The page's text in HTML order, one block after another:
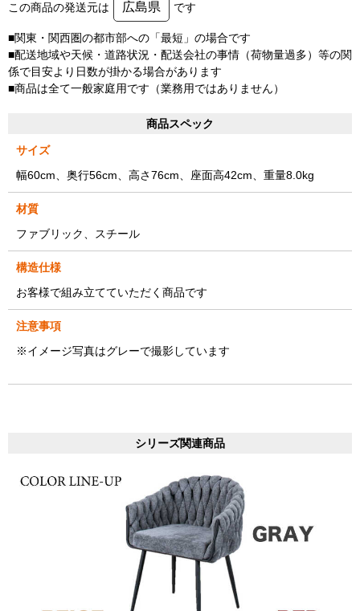
この商品の発送元は 広島県 です
■関東・関西圏の都市部への「最短」の場合です
■配送地域や天候・道路状況・配送会社の事情（荷物量過多）等の関
係で目安より日数が掛かる場合があります
■商品は全て一般家庭用です（業務用ではありません）
商品スペック
サイズ
幅60cm、奥行56cm、高さ76cm、座面高42cm、重量8.0kg
材質
ファブリック、スチール
構造仕様
お客様で組み立てていただく商品です
注意事項
※イメージ写真はグレーで撮影しています
シリーズ関連商品